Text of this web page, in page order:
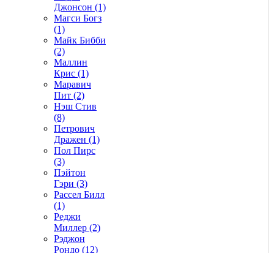
Джонсон (1)
Магси Богз
(1)
Майк Бибби
(2)
Маллин
Крис (1)
Маравич
Пит (2)
Нэш Стив
(8)
Петрович
Дражен (1)
Пол Пирс
(3)
Пэйтон
Гэри (3)
Рассел Билл
(1)
Реджи
Миллер (2)
Рэджон
Рондо (12)